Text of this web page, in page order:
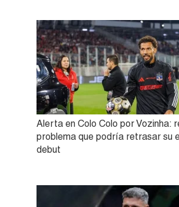
Alerta en Colo Colo por Vozinha:
problema que podría retrasar su
debut